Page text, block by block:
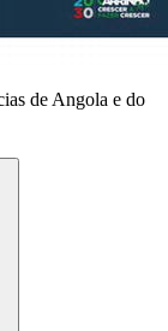
de Angola e do